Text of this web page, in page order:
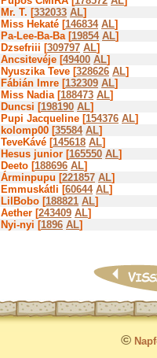
Mr. T. [332033 AL]
Miss Hekaté [146834 AL]
Pa-Lee-Ba-Ba [19854 AL]
Dzsefriii [309797 AL]
Ancsitevéje [49400 AL]
Nyuszika Teve [328626 AL]
Fábián Imre [132309 AL]
Miss Nadia [188473 AL]
Duncsi [198190 AL]
Pupi Jacqueline [154376 AL]
kolomp00 [35584 AL]
TeveKávé [145618 AL]
Hesus junior [165550 AL]
Deeto [188696 AL]
Árminpupu [221857 AL]
Emmuskátli [60644 AL]
LilBobo [188821 AL]
Aether [243409 AL]
Nyi-nyi [1896 AL]
©